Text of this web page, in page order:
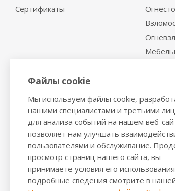
Сертификаты
Сейфы
2016-2026 © VALBERGSAFE.RU —
Файлы cookie
Мы используем файлы cookie,
нашими специалистами и третьими
для анализа событий на нашем веб-
позволяет нам улучшать
пользователями и обслуживание.
просмотр страниц нашего сайта, вы
принимаете условия его
подробные сведения смотрите в